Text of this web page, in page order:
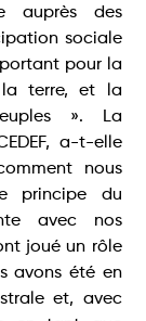
auprès des
sociale
pour la
la terre, et la
». La
a-t-elle
nous
principe du
avec nos
joué un rôle
avons été en
et, avec